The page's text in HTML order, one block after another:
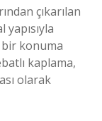
çıkarılan
bir konuma
kaplama,
olarak